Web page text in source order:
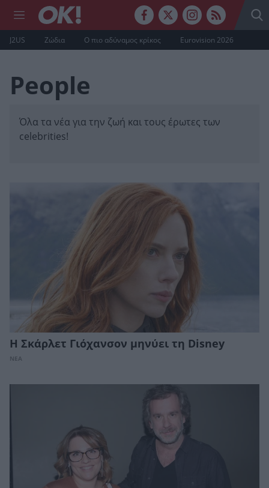
J2US Ζώδια Ο πιο αδύναμος κρίκος Eurovision 2026
People
Όλα τα νέα για την ζωή και τους έρωτες των
celebrities!
Η Σκάρλετ Γιόχανσον μηνύει τη Disney
ΝΕΑ